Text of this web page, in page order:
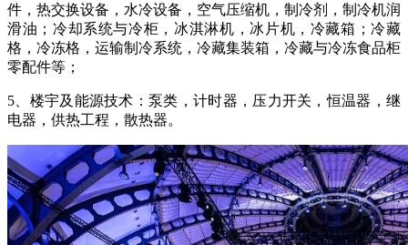
件，热交换设备，水冷设备，空气压缩机，制冷剂，制冷机润
滑油；冷却系统与冷柜，冰淇淋机，冰片机，冷藏箱；冷藏
格，冷冻格，运输制冷系统，冷藏集装箱，冷藏与冷冻食品柜
零配件等；
5、楼宇及能源技术：泵类，计时器，压力开关，恒温器，继
电器，供热工程，散热器。